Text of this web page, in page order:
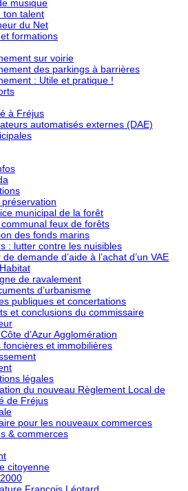
musique
ton talent
du Net
formations
sur voirie
des parkings à barrières
: Utile et pratique !
à Fréjus
automatisés externes (DAE)
municipal de la forêt
feux de forêts
des fonds marins
: lutter contre les nuisibles
demande d’aide à l’achat d’un VAE
de ravalement
d’urbanisme
publiques et concertations
et conclusions du commissaire
d’Azur Agglomération
foncières et immobilières
légales
du nouveau Règlement Local de
de Fréjus
pour les nouveaux commerces
& commerces
citoyenne